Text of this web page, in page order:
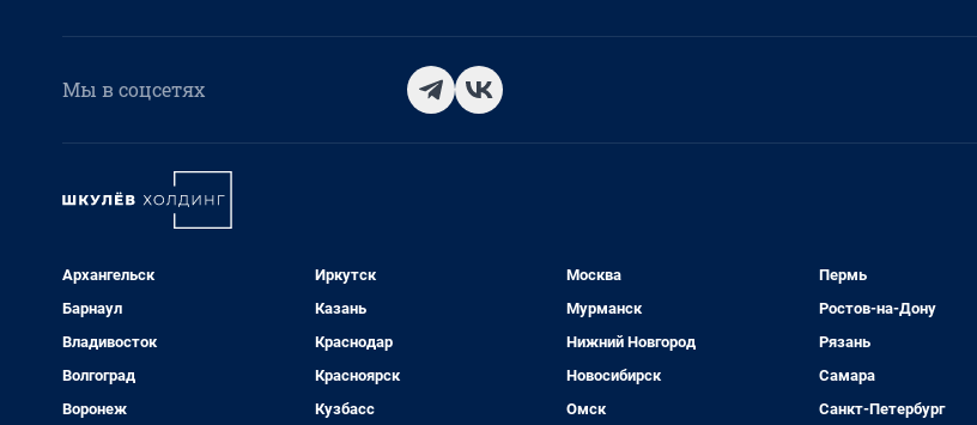
Мы в соцсетях
Архангельск
Барнаул
Владивосток
Волгоград
Воронеж
Иркутск
Казань
Краснодар
Красноярск
Кузбасс
Москва
Мурманск
Нижний Новгород
Новосибирск
Омск
Пермь
Ростов-на-Дону
Рязань
Самара
Санкт-Петербург